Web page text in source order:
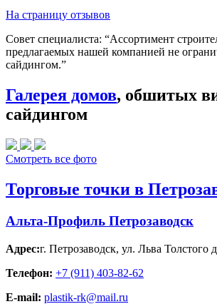
На страницу отзывов
Совет специалиста: “Ассортимент
предлагаемых нашей компанией не
сайдингом.”
Галерея домов, обшитых
сайдингом
Смотреть все фото
Торговые точки в
Альта-Профиль Петрозаводск
Адрес:г. Петрозаводск, ул. Льва Толстого
Телефон: +7 (911) 403-82-62
E-mail: plastik-rk@mail.ru